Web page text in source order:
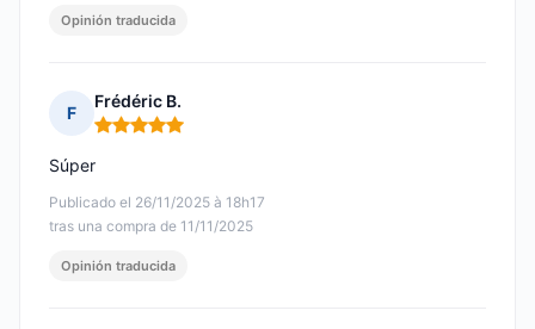
Opinión traducida
F
Frédéric B.
Nota: 5 de 5
Publicado el 26/11/2025 à 18h17
tras una compra de 11/11/2025
Súper
Opinión traducida